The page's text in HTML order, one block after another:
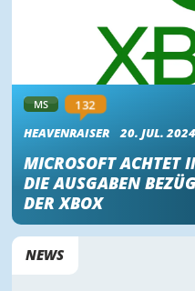
MS
132
HEAVENRAISER
20. JUL.
MICROSOFT ACHTET
DIE AUSGABEN
DER XBOX
NEWS